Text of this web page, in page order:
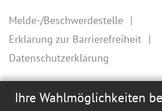
Ihre Wahlmöglichkeiten
Melde-/Beschwerdestelle
Erklärung zur Barrierefreiheit
Datenschutzerklärung